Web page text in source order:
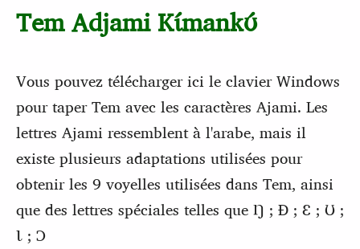
Tem Adjami Kɩ́mankʊ́
Vous pouvez télécharger ici le clavier Windows
pour taper Tem avec les caractères Ajami. Les
lettres Ajami ressemblent à l'arabe, mais il
existe plusieurs adaptations utilisées pour
obtenir les 9 voyelles utilisées dans Tem, ainsi
que des lettres spéciales telles que Ŋ ; Ɖ ; Ɛ ; Ʊ ;
Ɩ ; Ɔ